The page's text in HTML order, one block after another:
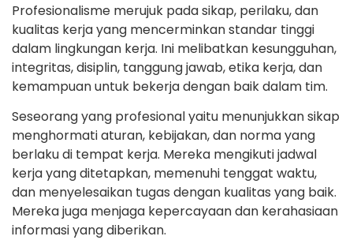
Profesionalisme merujuk pada sikap, perilaku, dan
kualitas kerja yang mencerminkan standar tinggi
dalam lingkungan kerja. Ini melibatkan kesungguhan,
integritas, disiplin, tanggung jawab, etika kerja, dan
kemampuan untuk bekerja dengan baik dalam tim.
Seseorang yang profesional yaitu menunjukkan sikap
menghormati aturan, kebijakan, dan norma yang
berlaku di tempat kerja. Mereka mengikuti jadwal
kerja yang ditetapkan, memenuhi tenggat waktu,
dan menyelesaikan tugas dengan kualitas yang baik.
Mereka juga menjaga kepercayaan dan kerahasiaan
informasi yang diberikan.